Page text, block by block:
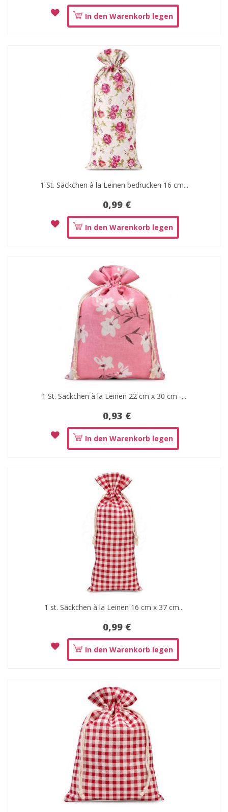
In den Warenkorb legen
1 St. Säckchen à la Leinen bedrucken 16 cm...
0,99 €
In den Warenkorb legen
1 St. Säckchen à la Leinen 22 cm x 30 cm -...
0,93 €
In den Warenkorb legen
1 st. Säckchen à la Leinen 16 cm x 37 cm...
0,99 €
In den Warenkorb legen